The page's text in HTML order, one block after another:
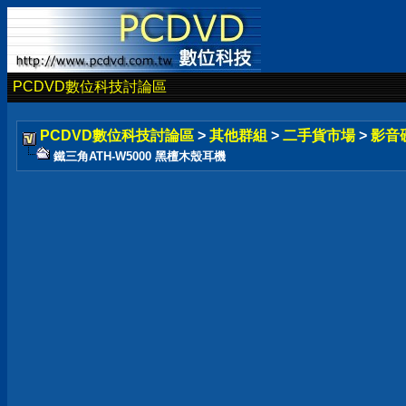
PCDVD數位科技討論區
PCDVD數位科技討論區 > 其他群組 > 二手貨市場 > 影音
鐵三角ATH-W5000 黑檀木殼耳機